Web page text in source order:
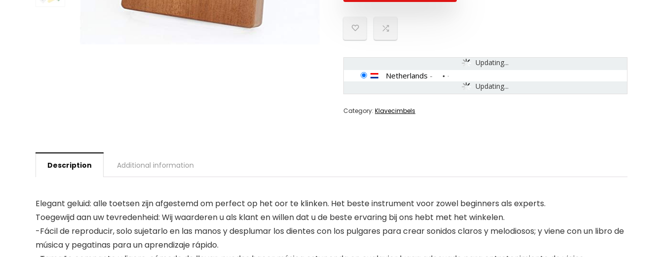
Updating...
Updating...
Netherlands -
Category: Klavecimbels
Description Additional information
Elegant geluid: alle toetsen zijn afgestemd om perfect op het oor te klinken. Het beste instrument voor zowel beginners als experts.
Toegewijd aan uw tevredenheid: Wij waarderen u als klant en willen dat u de beste ervaring bij ons hebt met het winkelen.
-Fácil de reproducir, solo sujetarlo en las manos y desplumar los dientes con los pulgares para crear sonidos claros y melodiosos; y viene con un libro de
música y pegatinas para un aprendizaje rápido.